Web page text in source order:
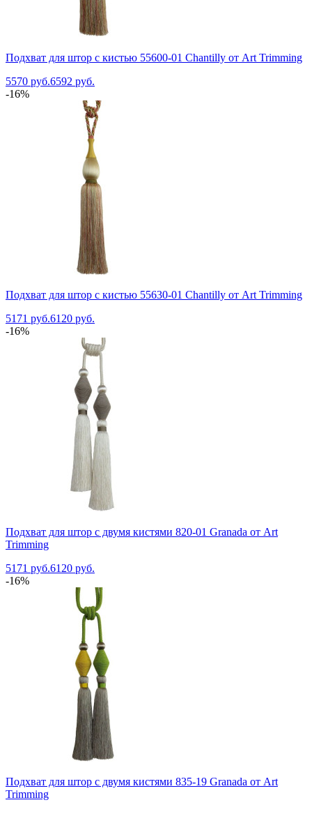
Подхват для штор с кистью 55600-01 Chantilly от Art Trimming
5570 руб.6592 руб.
-16%
Подхват для штор с кистью 55630-01 Chantilly от Art Trimming
5171 руб.6120 руб.
-16%
Подхват для штор с двумя кистями 820-01 Granada от Art
Trimming
5171 руб.6120 руб.
-16%
Подхват для штор с двумя кистями 835-19 Granada от Art
Trimming